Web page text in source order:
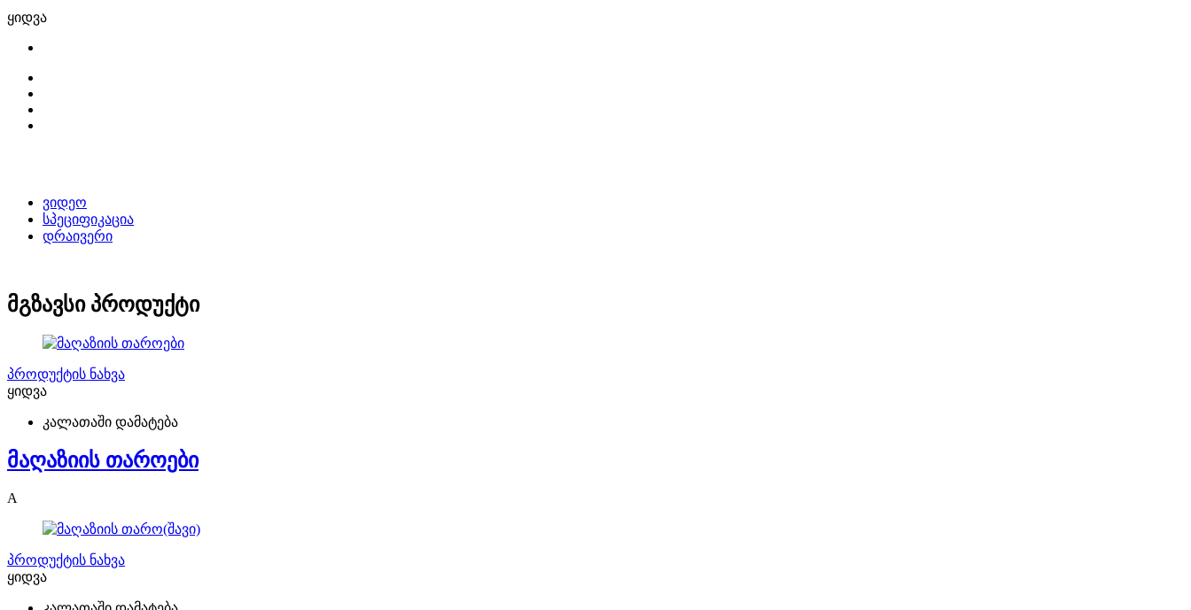
ყიდვა
ვიდეო
სპეციფიკაცია
დრაივერი
მგზავსი პროდუქტი
პროდუქტის ნახვა
ყიდვა
კალათაში დამატება
მაღაზიის თაროები
A
პროდუქტის ნახვა
ყიდვა